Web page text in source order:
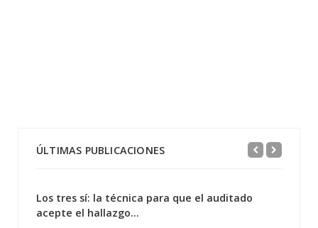
ÚLTIMAS PUBLICACIONES
Los tres sí: la técnica para que el auditado
acepte el hallazgo...